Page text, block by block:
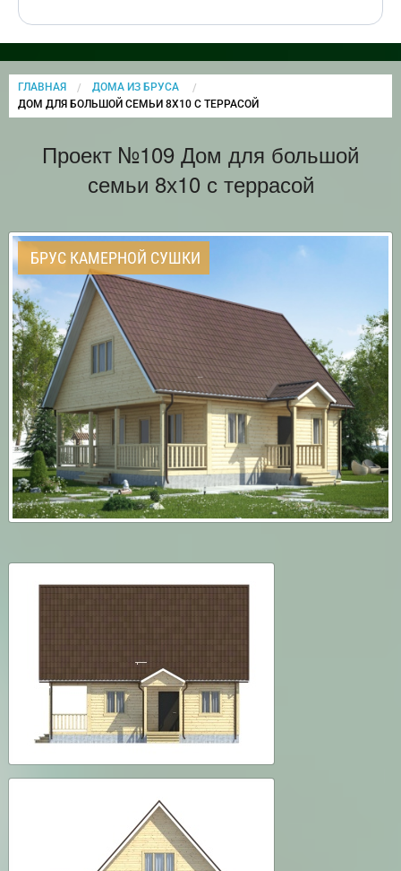
ГЛАВНАЯ
ДОМА ИЗ БРУСА
CURRENT:
ДОМ ДЛЯ БОЛЬШОЙ СЕМЬИ 8Х10 С ТЕРРАСОЙ
Проект №109 Дом для большой
семьи 8х10 с террасой
БРУС КАМЕРНОЙ СУШКИ